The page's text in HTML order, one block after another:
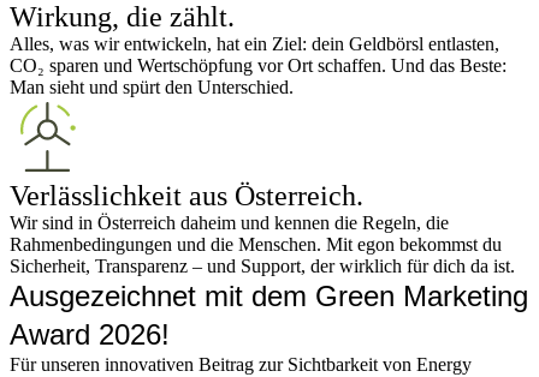
Wirkung, die zählt.
Alles, was wir entwickeln, hat ein Ziel: dein Geldbörsl entlasten,
CO₂ sparen und Wertschöpfung vor Ort schaffen. Und das Beste:
Man sieht und spürt den Unterschied.
Verlässlichkeit aus Österreich.
Wir sind in Österreich daheim und kennen die Regeln, die
Rahmenbedingungen und die Menschen. Mit egon bekommst du
Sicherheit, Transparenz – und Support, der wirklich für dich da ist.
Ausgezeichnet mit dem Green Marketing
Award 2026!
Für unseren innovativen Beitrag zur Sichtbarkeit von Energy